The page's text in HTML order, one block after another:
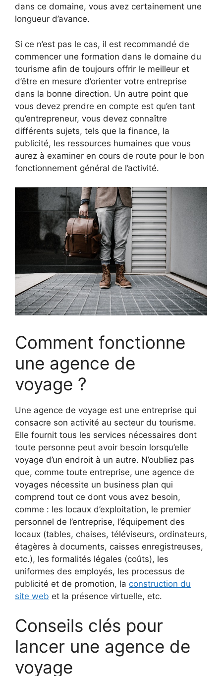
dans ce domaine, vous avez certainement une
longueur d’avance.
Si ce n’est pas le cas, il est recommandé de
commencer une formation dans le domaine du
tourisme afin de toujours offrir le meilleur et
d’être en mesure d’orienter votre entreprise
dans la bonne direction. Un autre point que
vous devez prendre en compte est qu’en tant
qu’entrepreneur, vous devez connaître
différents sujets, tels que la finance, la
publicité, les ressources humaines que vous
aurez à examiner en cours de route pour le bon
fonctionnement général de l’activité.
Comment fonctionne
une agence de
voyage ?
Une agence de voyage est une entreprise qui
consacre son activité au secteur du tourisme.
Elle fournit tous les services nécessaires dont
toute personne peut avoir besoin lorsqu’elle
voyage d’un endroit à un autre. N’oubliez pas
que, comme toute entreprise, une agence de
voyages nécessite un business plan qui
comprend tout ce dont vous avez besoin,
comme : les locaux d’exploitation, le premier
personnel de l’entreprise, l’équipement des
locaux (tables, chaises, téléviseurs, ordinateurs,
étagères à documents, caisses enregistreuses,
etc.), les formalités légales (coûts), les
uniformes des employés, les processus de
publicité et de promotion, la construction du
site web et la présence virtuelle, etc.
Conseils clés pour
lancer une agence de
voyage